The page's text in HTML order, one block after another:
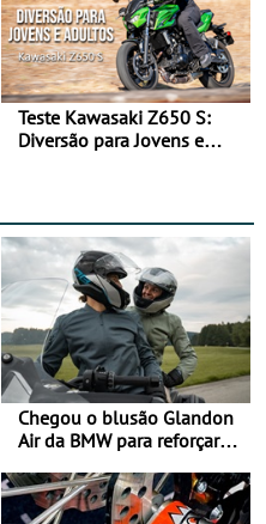
Teste Kawasaki Z650 S:
Diversão para Jovens e
Chegou o blusão Glandon
Air da BMW para reforçar
verão